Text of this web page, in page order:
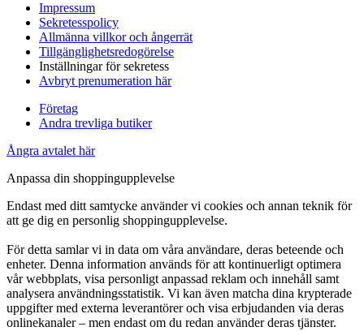
Impressum
Sekretesspolicy
Allmänna villkor och ångerrät
Tillgänglighetsredogörelse
Inställningar för sekretess
Avbryt prenumeration här
Företag
Andra trevliga butiker
Ångra avtalet här
Anpassa din shoppingupplevelse
Endast med ditt samtycke använder vi cookies och annan teknik för
att ge dig en personlig shoppingupplevelse.
För detta samlar vi in data om våra användare, deras beteende och
enheter. Denna information används för att kontinuerligt optimera
vår webbplats, visa personligt anpassad reklam och innehåll samt
analysera användningsstatistik. Vi kan även matcha dina krypterade
uppgifter med externa leverantörer och visa erbjudanden via deras
onlinekanaler – men endast om du redan använder deras tjänster.